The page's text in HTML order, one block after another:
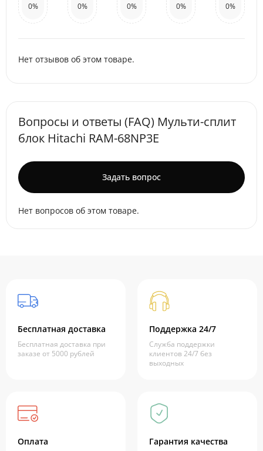
0% 0% 0% 0% 0%
Нет отзывов об этом товаре.
Вопросы и ответы (FAQ) Мульти-сплит
блок Hitachi RAM-68NP3E
Задать вопрос
Нет вопросов об этом товаре.
Бесплатная доставка
Бесплатная доставка при
заказе от 5000 рублей
Поддержка 24/7
Служба поддержки
клиентов 24/7 без
выходных
Оплата Гарантия качества